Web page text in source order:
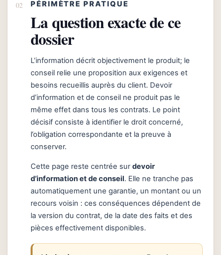
PÉRIMÈTRE PRATIQUE
La question exacte de ce
dossier
L’information décrit objectivement le produit; le
conseil relie une proposition aux exigences et
besoins recueillis auprès du client. Devoir
d’information et de conseil ne produit pas le
même effet dans tous les contrats. Le point
décisif consiste à identifier le droit concerné,
l’obligation correspondante et la preuve à
conserver.
Cette page reste centrée surdevoir
d’information et de conseil. Elle ne tranche pas
automatiquement une garantie, un montant ou un
recours voisin : ces conséquences dépendent de
la version du contrat, de la date des faits et des
pièces effectivement disponibles.